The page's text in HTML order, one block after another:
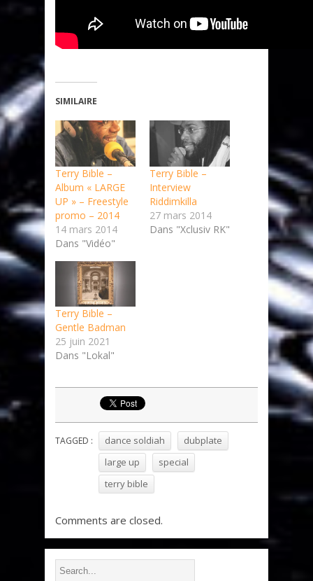
SIMILAIRE
Terry Bible –
Album « LARGE
UP » – Freestyle
promo – 2014
14 mars 2014
Dans "Vidéo"
Terry Bible –
Interview
Riddimkilla
27 mars 2014
Dans "Xclusiv RK"
Terry Bible –
Gentle Badman
25 juin 2021
Dans "Lokal"
TAGGED : dance soldiah
dubplate
large up
special
terry bible
Comments are closed.